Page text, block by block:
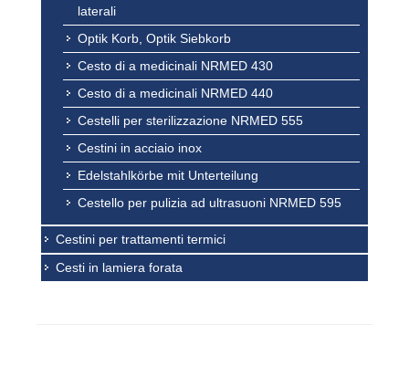
laterali
Optik Korb, Optik Siebkorb
Cesto di a medicinali NRMED 430
Cesto di a medicinali NRMED 440
Cestelli per sterilizzazione NRMED 555
Cestini in acciaio inox
Edelstahlkörbe mit Unterteilung
Cestello per pulizia ad ultrasuoni NRMED 595
Cestini per trattamenti termici
Cesti in lamiera forata